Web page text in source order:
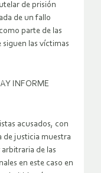
de prisión
de un fallo
parte de las
las víctimas
INFORME
acusados, con
de justicia muestra
de las
en este caso en